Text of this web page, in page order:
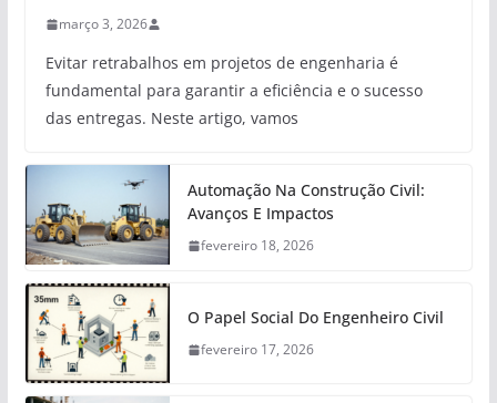
março 3, 2026
Evitar retrabalhos em projetos de engenharia é
fundamental para garantir a eficiência e o sucesso
das entregas. Neste artigo, vamos
Automação Na Construção Civil:
Avanços E Impactos
fevereiro 18, 2026
O Papel Social Do Engenheiro Civil
fevereiro 17, 2026